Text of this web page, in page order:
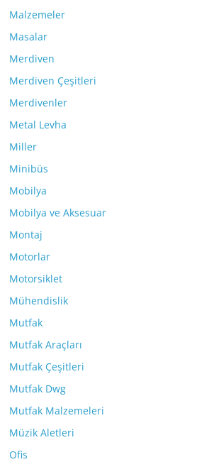
Malzemeler
Masalar
Merdiven
Merdiven Çeşitleri
Merdivenler
Metal Levha
Miller
Minibüs
Mobilya
Mobilya ve Aksesuar
Montaj
Motorlar
Motorsiklet
Mühendislik
Mutfak
Mutfak Araçları
Mutfak Çeşitleri
Mutfak Dwg
Mutfak Malzemeleri
Müzik Aletleri
Ofis